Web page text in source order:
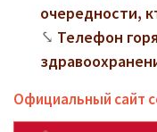
очередности,
Телефон
Официальный сайт